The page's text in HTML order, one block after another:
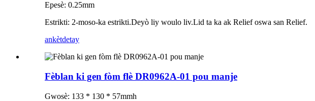
Epesè: 0.25mm
Estrikti: 2-moso-ka estrikti.Deyò liy woulo liv.Lid ta ka ak Relief oswa san Relief.
ankètdetay
Fèblan ki gen fòm flè DR0962A-01 pou manje
Gwosè: 133 * 130 * 57mmh